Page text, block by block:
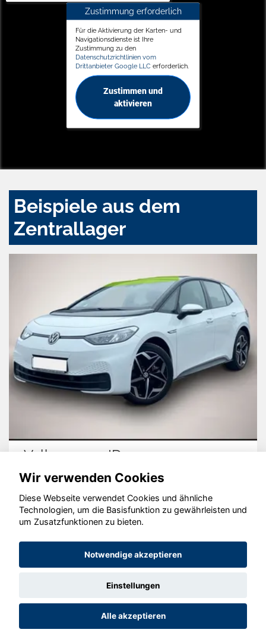
Zustimmung erforderlich
Für die Aktivierung der Karten- und
Navigationsdienste ist Ihre
Zustimmung zu den
Datenschutzrichtlinien vom
Drittanbieter Google LLC erforderlich.
Zustimmen und
aktivieren
Beispiele aus dem
Zentrallager
Volkswagen ID.3
© konjunkturmotor.de GmbH 2020 - 2026
Wir verwenden Cookies
Diese Webseite verwendet Cookies und ähnliche
Technologien, um die Basisfunktion zu gewährleisten und
um Zusatzfunktionen zu bieten.
Notwendige akzeptieren
Einstellungen
Alle akzeptieren